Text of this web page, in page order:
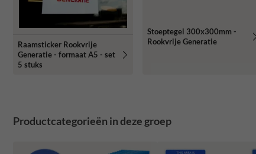
Raamsticker Rookvrije
Generatie - formaat A5 - set
5 stuks
Stoeptegel 300x300mm -
Rookvrije Generatie
Productcategorieën in deze groep